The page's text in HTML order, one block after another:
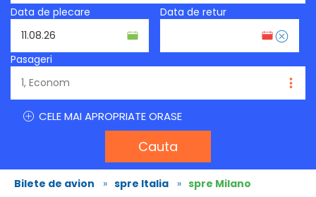
Data de plecare
Data de retur
Pasageri
CELE MAI APROPRIATE ORASE
Cauta
Bilete de avion » spre Italia » spre Milano